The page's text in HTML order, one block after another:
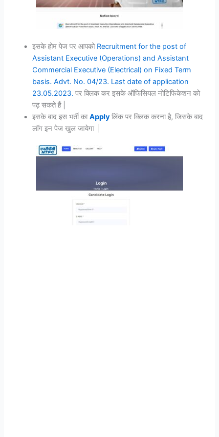
इसके होम पेज पर आपको Recruitment for the post of
Assistant Executive (Operations) and Assistant
Commercial Executive (Electrical) on Fixed Term
basis. Advt. No. 04/23. Last date of application
23.05.2023. पर क्लिक कर इसके ऑफिसियल नोटिफिकेशन को
पढ़ सकते हैं |
इसके बाद इस भर्ती काApplyलिंक पर क्लिक करना है, जिसके बाद
लॉग इन पेज खुल जायेगा |